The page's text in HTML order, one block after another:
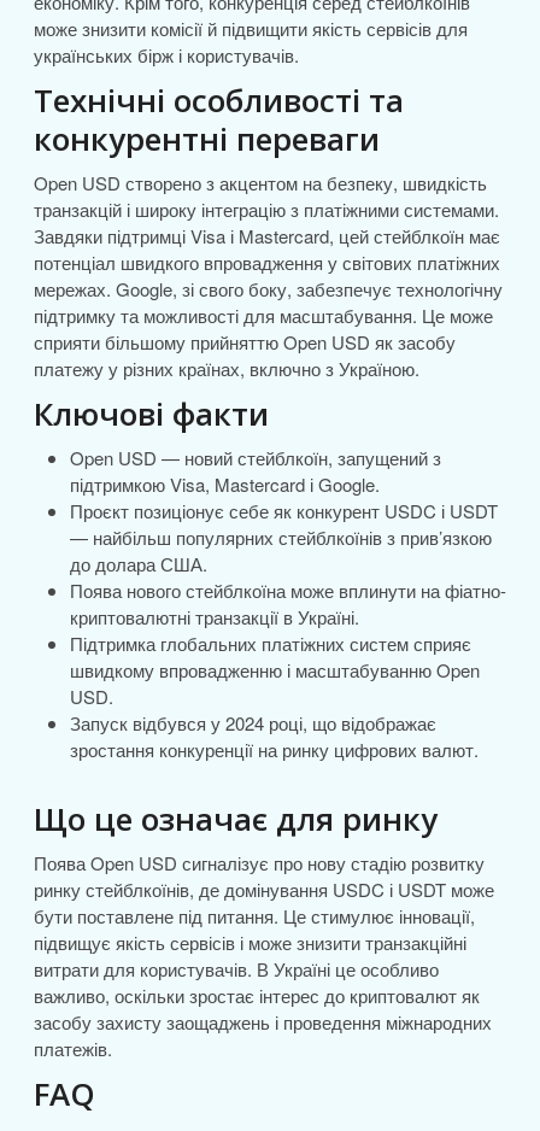
може знизити комісії й підвищити якість сервісів для
українських бірж і користувачів.
Технічні особливості та
конкурентні переваги
Open USD створено з акцентом на безпеку, швидкість
транзакцій і широку інтеграцію з платіжними системами.
Завдяки підтримці Visa і Mastercard, цей стейблкоїн має
потенціал швидкого впровадження у світових платіжних
мережах. Google, зі свого боку, забезпечує технологічну
підтримку та можливості для масштабування. Це може
сприяти більшому прийняттю Open USD як засобу
платежу у різних країнах, включно з Україною.
Ключові факти
Open USD — новий стейблкоїн, запущений з
підтримкою Visa, Mastercard і Google.
Проєкт позиціонує себе як конкурент USDC і USDT
— найбільш популярних стейблкоїнів з прив’язкою
до долара США.
Поява нового стейблкоїна може вплинути на фіатно-
криптовалютні транзакції в Україні.
Підтримка глобальних платіжних систем сприяє
швидкому впровадженню і масштабуванню Open
USD.
Запуск відбувся у 2024 році, що відображає
зростання конкуренції на ринку цифрових валют.
Що це означає для ринку
Поява Open USD сигналізує про нову стадію розвитку
ринку стейблкоїнів, де домінування USDC і USDT може
бути поставлене під питання. Це стимулює інновації,
підвищує якість сервісів і може знизити транзакційні
витрати для користувачів. В Україні це особливо
важливо, оскільки зростає інтерес до криптовалют як
засобу захисту заощаджень і проведення міжнародних
платежів.
FAQ